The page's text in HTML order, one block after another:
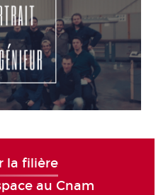
la filière
au Cnam